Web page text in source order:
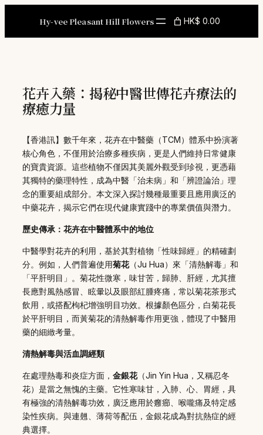
Hy-vee Pleasant Hill Flowers HK$ 0.00
花卉入藥：揭秘中醫世傳花卉療法的
療癒力量
【香港訊】數千年來，花卉在中醫藥（TCM）體系中扮演著
核心角色，不僅用於治療多種疾病，更是人們維持日常健康
的寶貴資源。這些植物不僅因其美麗外觀受到珍視，更憑藉
其獨特的藥理特性，成為中醫「治未病」和「辨證論治」理
念的重要組成部分。本文深入探討幾種最重要且應用廣泛的
中藥花卉，揭示它們在現代健康實踐中的專業價值與潛力。
歷史傳承：花卉在中醫體系中的地位
中醫學對花卉的利用，基於其對植物「性味歸經」的精確劃
分。例如，人們普遍使用菊花（Ju Hua）來「清熱解毒」和
「平肝明目」。菊花性微寒，味甘苦，歸肺、肝經，尤其擅
長應對風熱感冒、眩暈以及眼部紅腫疼痛，常以菊花茶形式
飲用，或搭配枸杞增強明目功效。根據顏色區分，白菊花長
於平肝明目，而黃菊花的清熱解毒作用更強，體現了中醫用
藥的細緻考量。
清熱解毒與活血調經類
在處理熱毒和炎症方面， 金銀花（Jin Yin Hua，又稱忍冬
花）是當之無愧的主藥。它性寒味甘，入肺、心、胃經，具
有極強的清熱解毒功效，廣泛應用於癰癤、喉嚨痛及特定感
染性疾病。與連翹、薄荷等配伍，金銀花成為對抗熱症的經
典選擇。